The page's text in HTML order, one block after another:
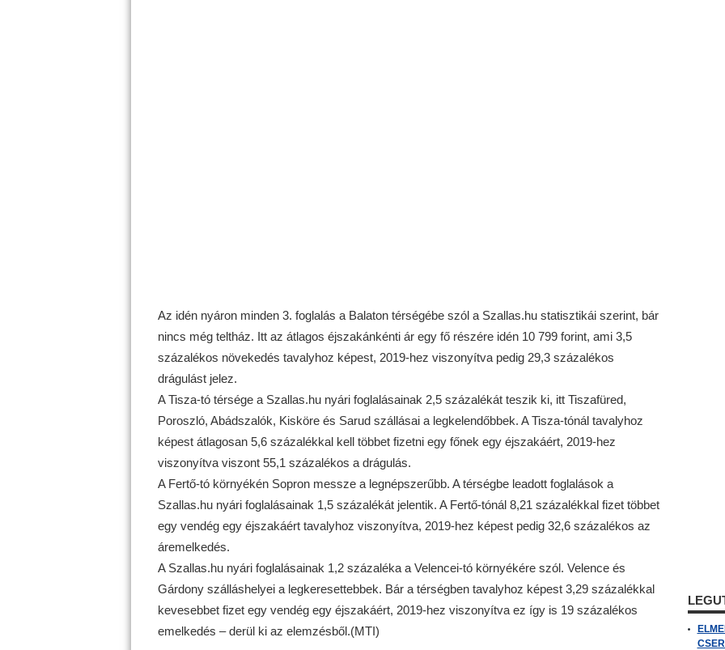
Az idén nyáron minden 3. foglalás a Balaton térségébe szól a Szallas.hu statisztikái szerint, bár
nincs még teltház. Itt az átlagos éjszakánkénti ár egy fő részére idén 10 799 forint, ami 3,5
százalékos növekedés tavalyhoz képest, 2019-hez viszonyítva pedig 29,3 százalékos
drágulást jelez.
A Tisza-tó térsége a Szallas.hu nyári foglalásainak 2,5 százalékát teszik ki, itt Tiszafüred,
Poroszló, Abádszalók, Kisköre és Sarud szállásai a legkelendőbbek. A Tisza-tónál tavalyhoz
képest átlagosan 5,6 százalékkal kell többet fizetni egy főnek egy éjszakáért, 2019-hez
viszonyítva viszont 55,1 százalékos a drágulás.
A Fertő-tó környékén Sopron messze a legnépszerűbb. A térségbe leadott foglalások a
Szallas.hu nyári foglalásainak 1,5 százalékát jelentik. A Fertő-tónál 8,21 százalékkal fizet többet
egy vendég egy éjszakáért tavalyhoz viszonyítva, 2019-hez képest pedig 32,6 százalékos az
áremelkedés.
A Szallas.hu nyári foglalásainak 1,2 százaléka a Velencei-tó környékére szól. Velence és
Gárdony szálláshelyei a legkeresettebbek. Bár a térségben tavalyhoz képest 3,29 százalékkal
kevesebbet fizet egy vendég egy éjszakáért, 2019-hez viszonyítva ez így is 19 százalékos
emelkedés – derül ki az elemzésből.(MTI)